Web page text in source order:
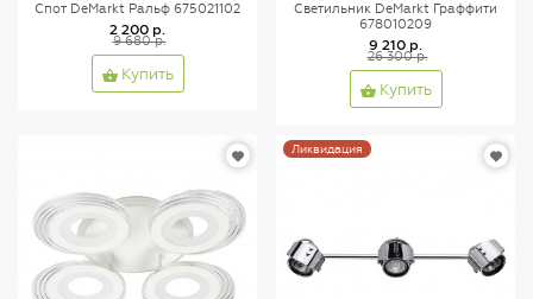
Спот DeMarkt Ральф 675021102
2 200 р.
9 680 р.
Купить
Светильник DeMarkt Граффити
678010209
9 210 р.
26 300 р.
Купить
Ликвидация